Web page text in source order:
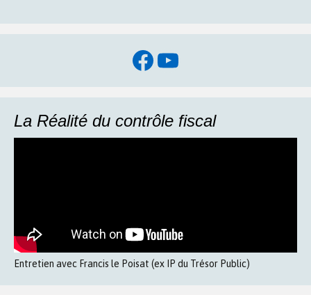
Facebook
YouTube
La Réalité du contrôle fiscal
Entretien avec Francis le Poisat (ex IP du Trésor Public)